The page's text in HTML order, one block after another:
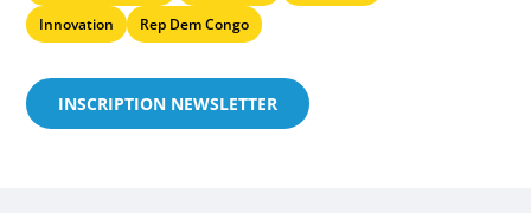
Innovation
Rep Dem Congo
INSCRIPTION NEWSLETTER